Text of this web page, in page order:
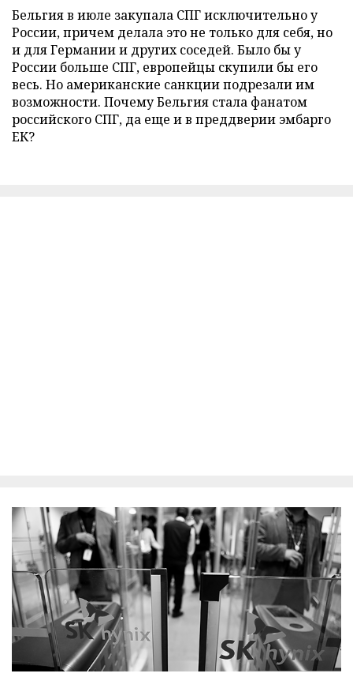
Бельгия в июле закупала СПГ исключительно у
России, причем делала это не только для себя, но
и для Германии и других соседей. Было бы у
России больше СПГ, европейцы скупили бы его
весь. Но американские санкции подрезали им
возможности. Почему Бельгия стала фанатом
российского СПГ, да еще и в преддверии эмбарго
ЕК?